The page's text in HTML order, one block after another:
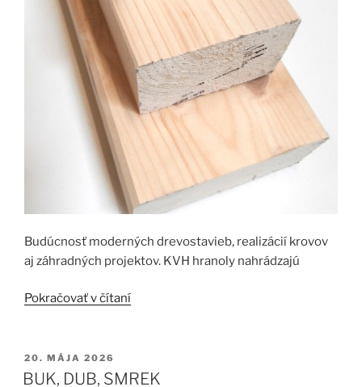
Budúcnosť moderných drevostavieb, realizácií krovov
aj záhradných projektov. KVH hranoly nahrádzajú
Pokračovať v čítaní„KVH
PUBLIKOVANÉ
20. MÁJA 2026
BUK, DUB, SMREK